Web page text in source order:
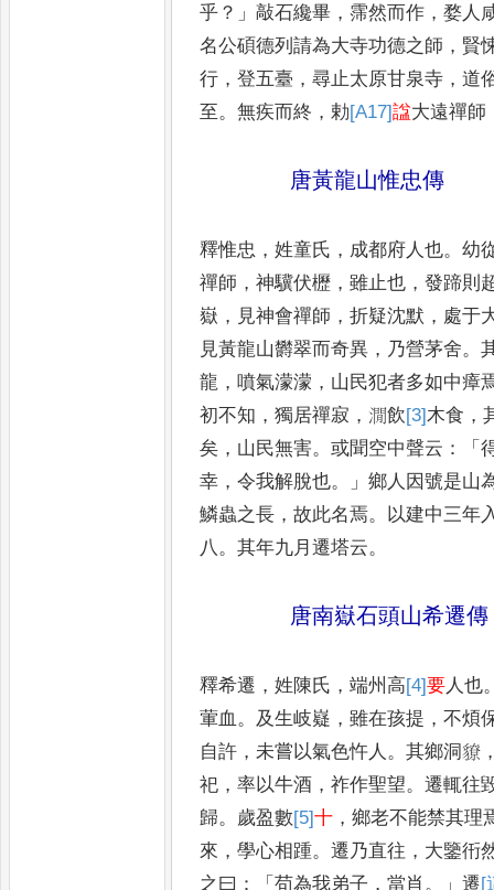
乎 ？」敲石纔畢 ，霈然而作 ，婺人
名公碩德列請為大寺功德之師 ， 賢
行 ，登五臺 ，尋止太原甘泉寺 ，道
至。無疾而終 ，勅[A17]諡大遠禪師
唐黃龍山惟忠傳
釋惟忠 ，姓童氏 ， 成都府人也。幼
禪師 ，神驥伏櫪 ，雖止也 ，發蹄則
嶽 ， 見神會禪師 ，折疑沈默 ， 處于
見黃龍山欝翠而奇異 ， 乃營茅舍。
龍 ，噴氣濛濛 ， 山民犯者多如中瘴
初不知 ，獨居禪寂 ， 㵎飲[3]木食 ，
矣 ， 山民無害。或聞空中聲云 ：「
幸 ，令我解脫也。」鄉人因號是山
鱗蟲之長 ，故此名焉。 以建中三年
八。其年九月遷塔云。
唐南嶽石頭山希遷傳
釋希遷 ，姓陳氏 ，端州高[4]要人也
葷血 。 及生岐嶷 ，雖在孩提 ，不煩
自許 ，未嘗以氣色忤人 。其鄉洞䝤
祀 ，率以牛酒 ，祚作聖望。遷輒往
歸。 歲盈數[5]十 ，鄉老不能禁其理
來 ，學心相踵。遷乃直往 ， 大鑒衎
之曰 ：「苟為我弟子 ，當肖 。」遷[